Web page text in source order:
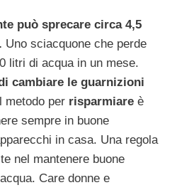
può sprecare circa 4,5
Uno sciacquone che perde
litri di acqua in un mese.
cambiare le guarnizioni
metodo per risparmiare è
sempre in buone
in casa. Una regola
nel mantenere buone
Care donne e